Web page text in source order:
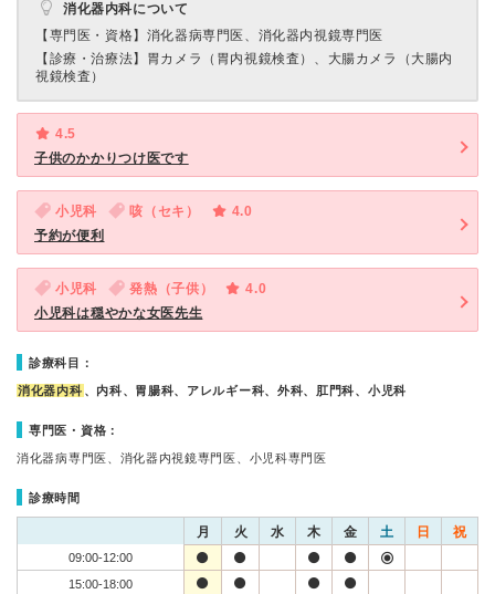
消化器内科について
【専門医・資格】 消化器病専門医、消化器内視鏡専門医
【診療・治療法】 胃カメラ（胃内視鏡検査）、大腸カメラ（大腸内
視鏡検査）
4.5
子供のかかりつけ医です
小児科 咳（セキ）
4.0
予約が便利
小児科 発熱（子供）
4.0
小児科は穏やかな女医先生
診療科目：
消化器内科 、内科、胃腸科、アレルギー科、外科、肛門科、小児科
専門医・資格：
消化器病専門医、消化器内視鏡専門医、小児科専門医
診療時間
月 火 水 木 金 土 日 祝
09:00-12:00
15:00-18:00